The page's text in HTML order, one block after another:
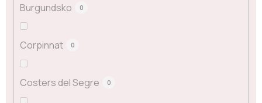
Burgundsko 0
Corpinnat 0
Costers del Segre 0